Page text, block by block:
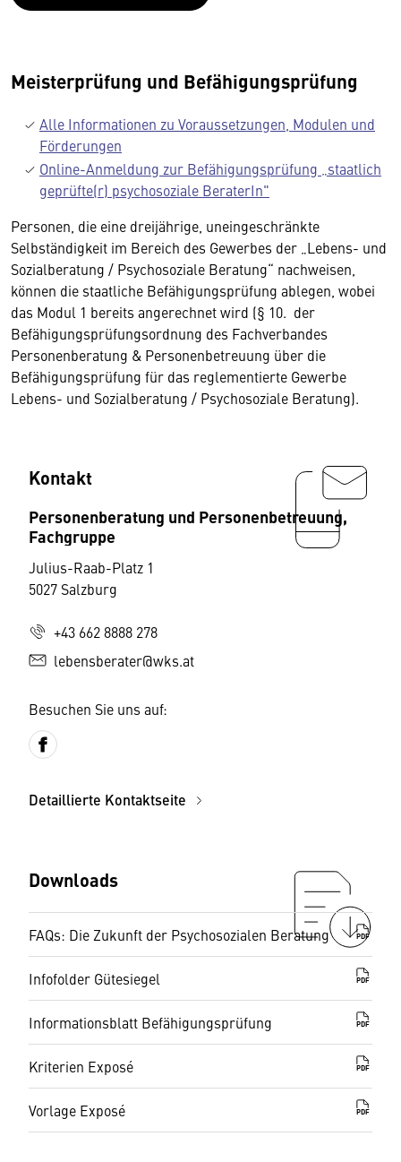
Meisterprüfung und Befähigungsprüfung
Alle Informationen zu Voraussetzungen, Modulen und
Förderungen
Online-Anmeldung zur Befähigungsprüfung „staatlich
geprüfte(r) psychosoziale BeraterIn"
Personen, die eine dreijährige, uneingeschränkte
Selbständigkeit im Bereich des Gewerbes der „Lebens- und
Sozialberatung / Psychosoziale Beratung“ nachweisen,
können die staatliche Befähigungsprüfung ablegen, wobei
das Modul 1 bereits angerechnet wird (§ 10. der
Befähigungsprüfungsordnung des Fachverbandes
Personenberatung & Personenbetreuung über die
Befähigungsprüfung für das reglementierte Gewerbe
Lebens- und Sozialberatung / Psychosoziale Beratung).
Kontakt
Personenberatung und Personenbetreuung,
Fachgruppe
Julius-Raab-Platz 1
5027 Salzburg
+43 662 8888 278
lebensberater@wks.at
Besuchen Sie uns auf:
Detaillierte Kontaktseite
Downloads
FAQs: Die Zukunft der Psychosozialen Beratung PDF
Infofolder Gütesiegel PDF
Informationsblatt Befähigungsprüfung PDF
Kriterien Exposé PDF
Vorlage Exposé PDF